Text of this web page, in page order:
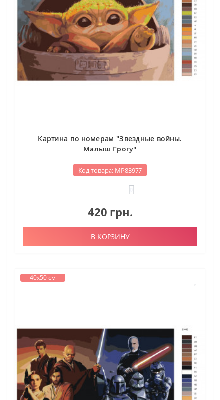
Картина по номерам "Звездные войны.
Малыш Грогу"
Код товара: МР83977
420 грн.
В КОРЗИНУ
40х50 см